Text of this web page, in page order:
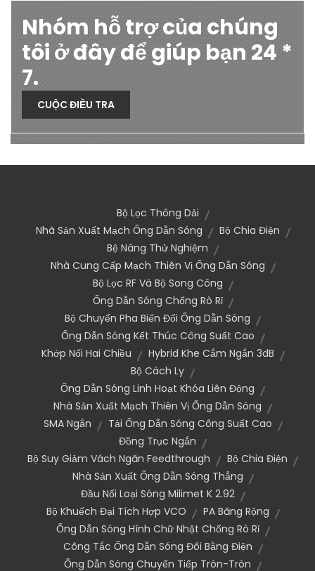
Nhóm hỗ trợ của chúng
tôi ở đây để giúp bạn 24 *
7.
CUỘC ĐIỀU TRA
Bộ Lọc Thông Dải
Nhà Sản Xuất Mạch Ống Dẫn Sóng
Bộ Chia Điện
Bệ Nâng Thử Nghiệm
Nhà Cung Cấp Mạch Thiên Vị Ống Dẫn Sóng
Bộ Lọc RF Và Bộ Song Công
Ống Dẫn Sóng Chống Rò Rỉ
Bộ Chuyển Pha Biến Đổi Ống Dẫn Sóng
Ống Dẫn Sóng Kết Thúc Công Suất Cao
Khớp Nối Hai Chiều
Hybrid Khe Cắm Ngắn 3dB
Bộ Cách Ly
Ống Dẫn Sóng Linh Hoạt Khóa Liên Động
Nhà Sản Xuất Mạch Thiên Vị Ống Dẫn Sóng
SMA Ngắn
Tải Ống Dẫn Sóng Công Suất Cao
Đồng Trục Ngắn
Bộ Suy Giảm Vách Ngăn Feedthrough
Bộ Chia Điện
Nhà Sản Xuất Ống Dẫn Sóng Thẳng
Đầu Nối Loại Sóng Milimet K 2.92
Bộ Khuếch Đại Tích Hợp VCO
PA Băng Rộng
Ống Dẫn Sóng Hình Chữ Nhật Chống Rò Rỉ
Công Tắc Ống Dẫn Sóng Đôi Bằng Điện
Ống Dẫn Sóng Chuyển Tiếp Tròn-Tròn